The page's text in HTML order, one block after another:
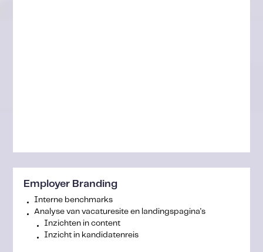
Employer Branding
Interne benchmarks
Analyse van vacaturesite en landingspagina's
Inzichten in content
Inzicht in kandidatenreis